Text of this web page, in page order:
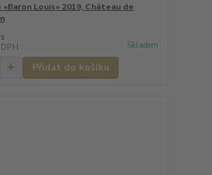
«Baron Louis» 2019, Château de
Skladem
Přidat do košíku